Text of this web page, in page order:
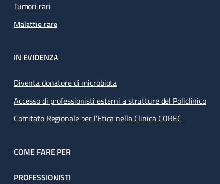
Tumori rari
Malattie rare
IN EVIDENZA
Diventa donatore di microbiota
Accesso di professionisti esterni a strutture del Policlinico
Comitato Regionale per l’Etica nella Clinica COREC
COME FARE PER
PROFESSIONISTI